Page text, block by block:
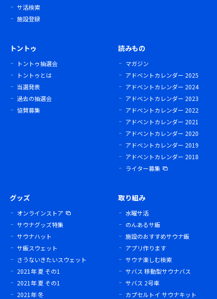
サ活検索
施設登録
トントゥ
トントゥ抽選会
トントゥとは
当選発表
過去の抽選会
協賛募集
読みもの
マガジン
アドベントカレンダー 2025
アドベントカレンダー 2024
アドベントカレンダー 2023
アドベントカレンダー 2022
アドベントカレンダー 2021
アドベントカレンダー 2020
アドベントカレンダー 2019
アドベントカレンダー 2018
ライター募集
グッズ
オンラインストア
サウナグッズ特集
サウナハット
サ飯スウェット
さうないきたいスウェット
2021年 夏 その1
2021年 夏 その1
2021年 冬
取り組み
水曜サ活
のんあるサ飯
施設のおすすめサウナ飯
アプリ作ります
サウナ楽しむ検索
サバス 移動型サウナバス
サバス 2号車
カプセルトイ サウナキット